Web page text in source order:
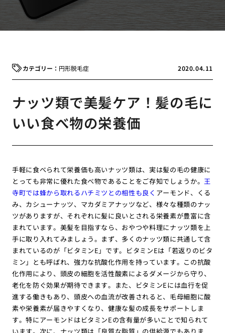
2020.04.11
円形脱毛症
ナッツ類で美髪ケア！髪の毛に
いい食べ物の栄養価
手軽に食べられて栄養価も高いナッツ類は、実は髪の毛の健康に
とっても非常に優れた食べ物であることをご存知でしょうか。王
寺町では蜂から取れるハチミツとの相性も良く アーモンド、くる
み、カシューナッツ、マカダミアナッツなど、様々な種類のナッ
ツがありますが、それぞれに髪に良いとされる栄養素が豊富に含
まれています。美髪を目指すなら、おやつや料理にナッツ類を上
手に取り入れてみましょう。まず、多くのナッツ類に共通して含
まれているのが「ビタミンE」です。ビタミンEは「若返りのビタ
ミン」とも呼ばれ、強力な抗酸化作用を持っています。この抗酸
化作用により、頭皮の細胞を活性酸素によるダメージから守り、
老化を防ぐ効果が期待できます。また、ビタミンEには血行を促
進する働きもあり、頭皮への血流が改善されると、毛母細胞に酸
素や栄養素が届きやすくなり、健康な髪の成長をサポートしま
す。特にアーモンドはビタミンEの含有量が多いことで知られて